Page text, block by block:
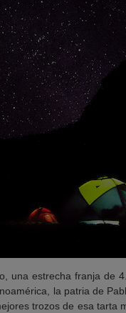
una estrecha franja de
la patria de
trozos de esa tarta